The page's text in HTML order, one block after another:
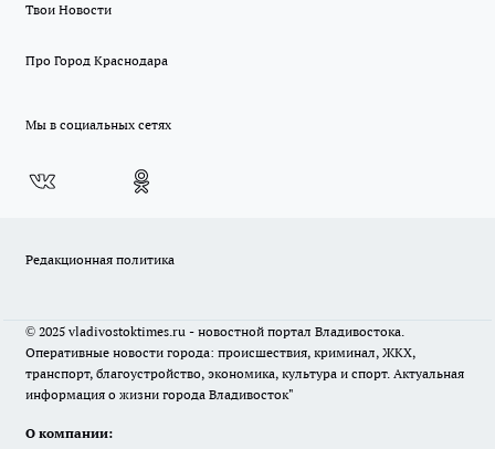
Твои Новости
Про Город Краснодара
Мы в социальных сетях
Редакционная политика
© 2025 vladivostoktimes.ru - новостной портал Владивостока.
Оперативные новости города: происшествия, криминал, ЖКХ,
транспорт, благоустройство, экономика, культура и спорт. Актуальная
информация о жизни города Владивосток"
О компании: